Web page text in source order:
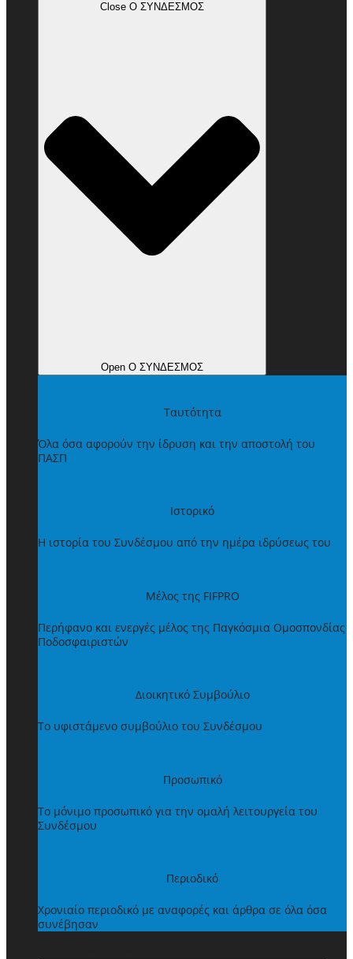
Close Ο ΣΥΝΔΕΣΜΟΣ
Open Ο ΣΥΝΔΕΣΜΟΣ
Ταυτότητα
Όλα όσα αφορούν την ίδρυση και την αποστολή του
ΠΑΣΠ
Ιστορικό
Η ιστορία του Συνδέσμου από την ημέρα ιδρύσεως του
Μέλος της FIFPRO
Περήφανο και ενεργές μέλος της Παγκόσμια Ομοσπονδίας
Ποδοσφαιριστών
Διοικητικό Συμβούλιο
Το υφιστάμενο συμβούλιο του Συνδέσμου
Προσωπικό
Το μόνιμο προσωπικό για την ομαλή λειτουργεία του
Συνδέσμου
Περιοδικό
Χρονιαίο περιοδικό με αναφορές και άρθρα σε όλα όσα
συνέβησαν